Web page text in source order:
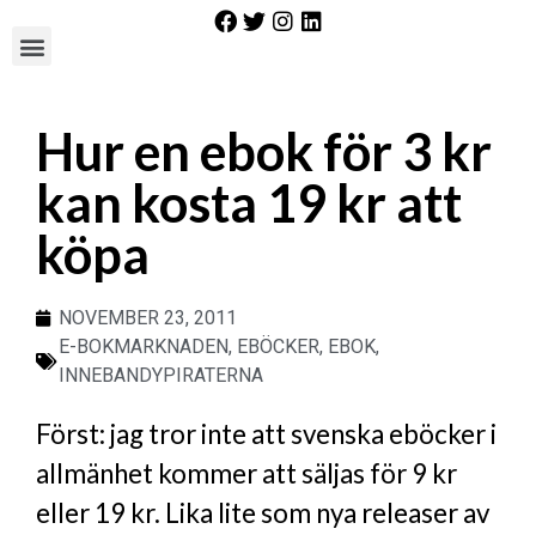
Hur en ebok för 3 kr
kan kosta 19 kr att
köpa
NOVEMBER 23, 2011
E-BOKMARKNADEN, EBÖCKER, EBOK,
INNEBANDYPIRATERNA
Först: jag tror inte att svenska eböcker i
allmänhet kommer att säljas för 9 kr
eller 19 kr. Lika lite som nya releaser av